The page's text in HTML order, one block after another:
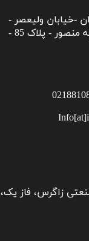
-خیابان ولیعصر -
ابتدای خیابان مطهری - کوچه منصور - پلاک 85 -
زاگرس، فاز یک،